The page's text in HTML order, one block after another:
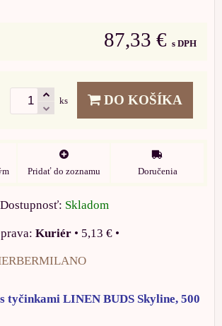
87,33 € s DPH
ks DO KOŠÍKA
Pridať do zoznamu Doručenia
Dostupnosť: Skladom
Kuriér • 5,13 € •
tyčinkami LINEN BUDS Skyline, 500